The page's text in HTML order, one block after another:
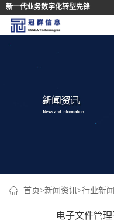
新一代业务数字化转型先锋
首
首页>新闻资讯>行业新闻
电子文件管